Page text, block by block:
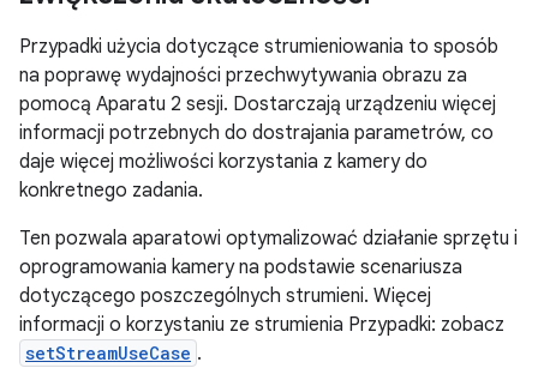
Przypadki użycia dotyczące strumieniowania to sposób
na poprawę wydajności przechwytywania obrazu za
pomocą Aparatu 2 sesji. Dostarczają urządzeniu więcej
informacji potrzebnych do dostrajania parametrów, co
daje więcej możliwości korzystania z kamery do
konkretnego zadania.
Ten pozwala aparatowi optymalizować działanie sprzętu i
oprogramowania kamery na podstawie scenariusza
dotyczącego poszczególnych strumieni. Więcej
informacji o korzystaniu ze strumienia Przypadki: zobacz
setStreamUseCase .